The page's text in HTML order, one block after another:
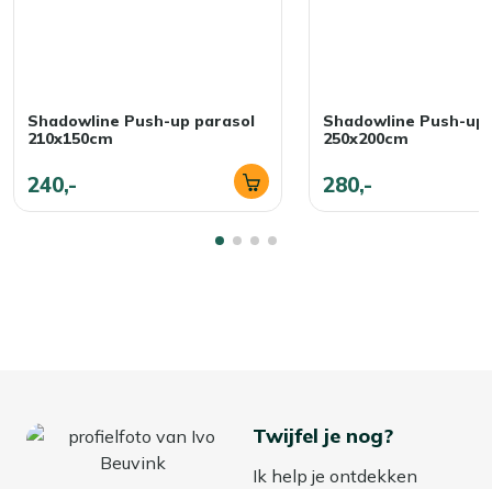
Shadowline Push-up parasol
210x150cm
240,-
Shadowline Push-up
250x200cm
280,-
Twijfel je nog?
Ik help je ontdekken